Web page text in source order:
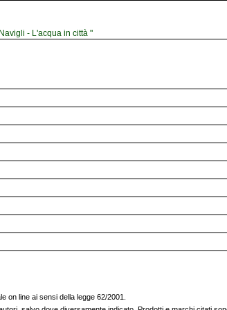
- L'acqua in città "
on line ai sensi della legge 62/2001.